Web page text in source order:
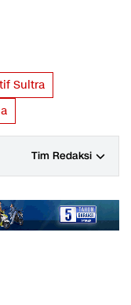
Sultra
Tim Redaksi